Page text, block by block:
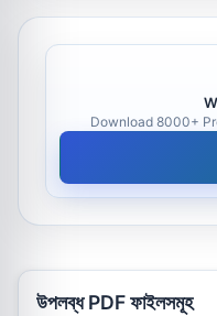
Download 8000+
উপলব্ধ PDF ফাইলসমূহ